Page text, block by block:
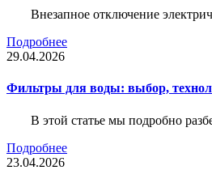
Внезапное отключение
Подробнее
29.04.2026
Фильтры для воды: выбор,
В этой статье мы подробно
Подробнее
23.04.2026